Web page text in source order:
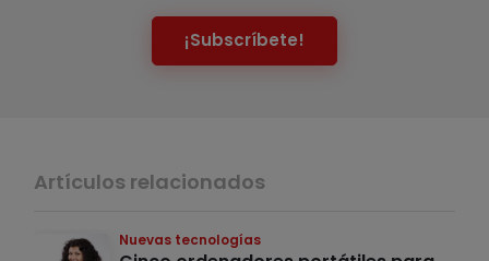
¡Subscríbete!
Artículos relacionados
Nuevas tecnologías